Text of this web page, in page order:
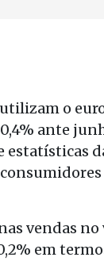
o
ante
vendas
em